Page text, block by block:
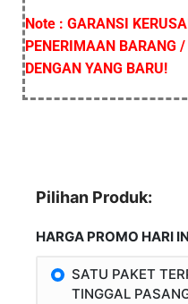
Note : GARANSI
PENERIMAAN BARANG
DENGAN YANG BARU!
Pilihan Produk:
HARGA PROMO HARI
SATU PAKET
TINGGAL